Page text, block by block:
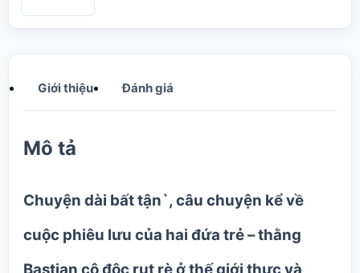
280.000 ₫.
Giới thiệu Đánh giá
Mô tả
Chuyện dài bất tận`, câu chuyện kể về
cuộc phiêu lưu của hai đứa trẻ – thằng